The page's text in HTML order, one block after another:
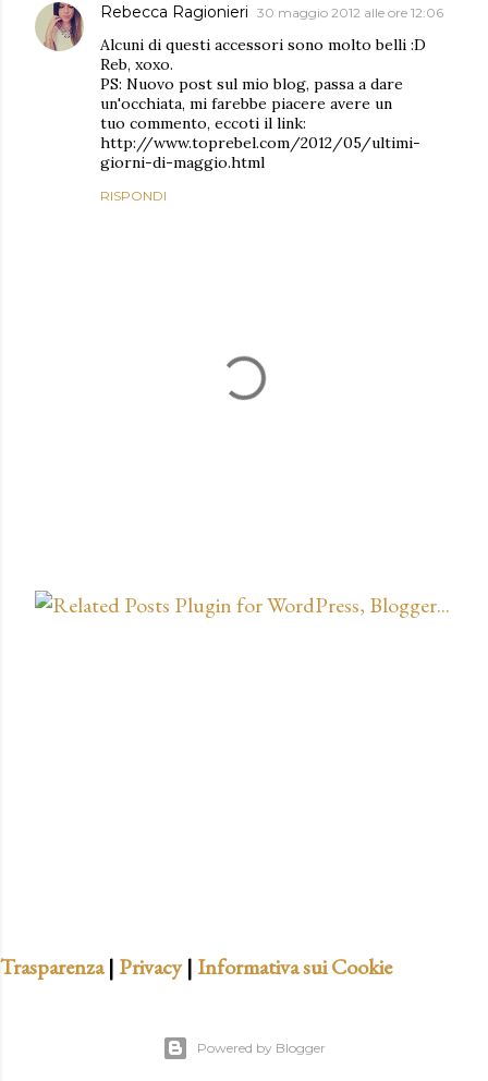
Rebecca Ragionieri 30 maggio 2012 alle ore 12:06
Alcuni di questi accessori sono molto belli :D
Reb, xoxo.
PS: Nuovo post sul mio blog, passa a dare
un'occhiata, mi farebbe piacere avere un
tuo commento, eccoti il link:
http://www.toprebel.com/2012/05/ultimi-
giorni-di-maggio.html
RISPONDI
o
o
Trasparenza| Privacy| Informativa sui Cookie
Powered by Blogger